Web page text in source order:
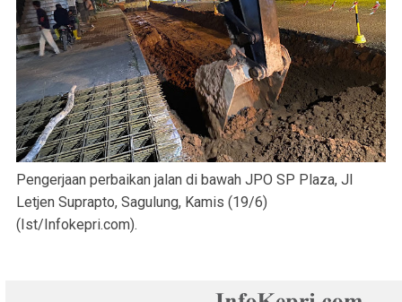
Pengerjaan perbaikan jalan di bawah JPO SP Plaza, Jl
Letjen Suprapto, Sagulung, Kamis (19/6)
(Ist/Infokepri.com).